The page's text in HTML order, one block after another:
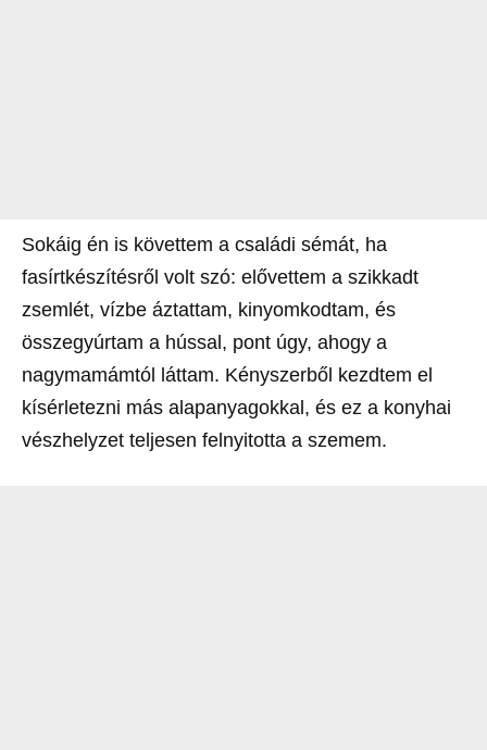
Sokáig én is követtem a családi sémát, ha
fasírtkészítésről volt szó: elővettem a szikkadt
zsemlét, vízbe áztattam, kinyomkodtam, és
összegyúrtam a hússal, pont úgy, ahogy a
nagymamámtól láttam. Kényszerből kezdtem el
kísérletezni más alapanyagokkal, és ez a konyhai
vészhelyzet teljesen felnyitotta a szemem.